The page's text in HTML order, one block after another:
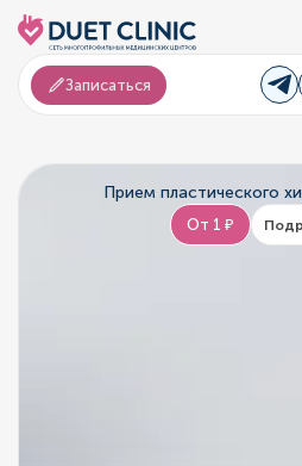
Записаться
Прием пластического
От 1 ₽